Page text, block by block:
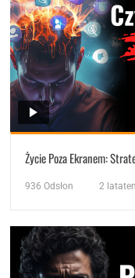
Życie Poza Ekranem:
936 Odsłon 2